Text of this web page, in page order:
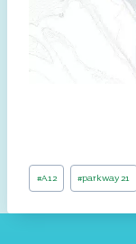
Étiquettes
de
#A12 #parkway 21